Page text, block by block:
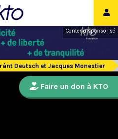
Contenu sponsorisé
Deutsch et Jacques Monestier
Faire un don à KTO